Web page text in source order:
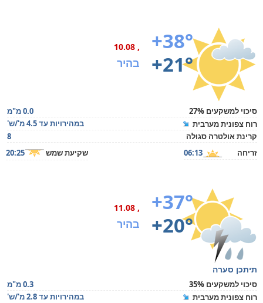
+38°
+21°
, 10.08
בהיר
סיכוי למשקעים 27%
0.0 מ"מ
רוח צפונית מערבית
במהירויות עד 4.5 מ'/ש'
קרינת אולטרה סגולה
8
זריחה
06:13 שקיעת שמש 20:25
+37°
+20°
, 11.08
בהיר
תיתכן סערה
סיכוי למשקעים 35%
0.3 מ"מ
רוח צפונית מערבית
במהירויות עד 2.8 מ'/ש'